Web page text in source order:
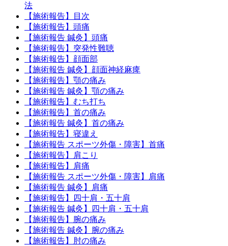
法
【施術報告】目次
【施術報告】頭痛
【施術報告 鍼灸】頭痛
【施術報告】突発性難聴
【施術報告】顔面部
【施術報告 鍼灸】顔面神経麻痺
【施術報告】顎の痛み
【施術報告 鍼灸】顎の痛み
【施術報告】むち打ち
【施術報告】首の痛み
【施術報告 鍼灸】首の痛み
【施術報告】寝違え
【施術報告 スポーツ外傷・障害】首痛
【施術報告】肩こり
【施術報告】肩痛
【施術報告 スポーツ外傷・障害】肩痛
【施術報告 鍼灸】肩痛
【施術報告】四十肩・五十肩
【施術報告 鍼灸】四十肩・五十肩
【施術報告】腕の痛み
【施術報告 鍼灸】腕の痛み
【施術報告】肘の痛み